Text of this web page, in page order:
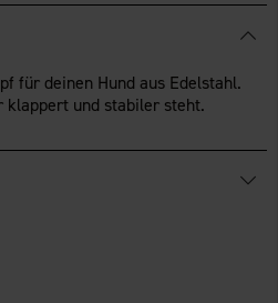
für deinen Hund aus Edelstahl.
klappert und stabiler steht.